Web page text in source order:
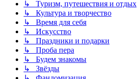
↳ Туризм, путешествия и отдых
↳ Культура и творчество
↳ Время для себя
↳ Искусство
↳ Праздники и подарки
↳ Проба пера
↳ Будем знакомы
↳ Звёзды